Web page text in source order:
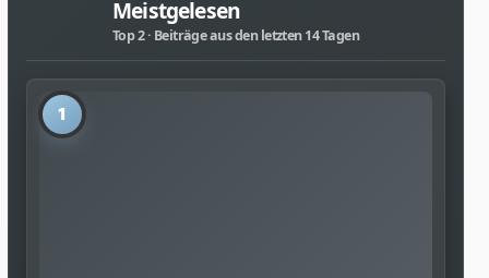
Meistgelesen
Top 2 · Beiträge aus den letzten 14 Tagen
1